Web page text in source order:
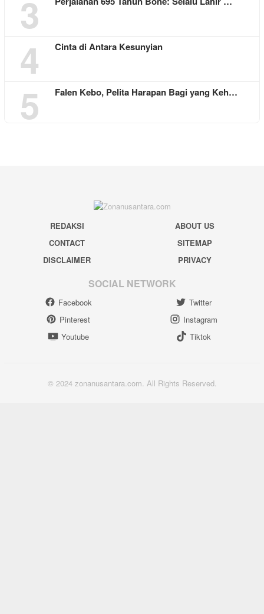
3
4 Cinta di Antara Kesunyian
5 Falen Kebo, Pelita Harapan Bagi yang Keh…
REDAKSI
ABOUT US
CONTACT
SITEMAP
DISCLAIMER
PRIVACY
SOCIAL NETWORK
Facebook
Twitter
Pinterest
Instagram
Youtube
Tiktok
© 2024 zonanusantara.com. All Rights Reserved.